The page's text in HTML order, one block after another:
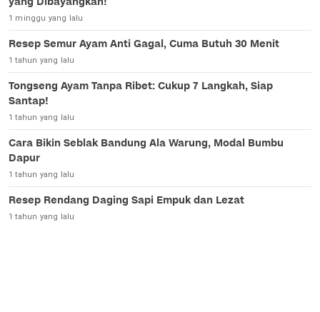
1 minggu yang lalu
Resep Semur Ayam Anti Gagal, Cuma Butuh 30 Menit
1 tahun yang lalu
Tongseng Ayam Tanpa Ribet: Cukup 7 Langkah, Siap
Santap!
1 tahun yang lalu
Cara Bikin Seblak Bandung Ala Warung, Modal Bumbu
Dapur
1 tahun yang lalu
Resep Rendang Daging Sapi Empuk dan Lezat
1 tahun yang lalu